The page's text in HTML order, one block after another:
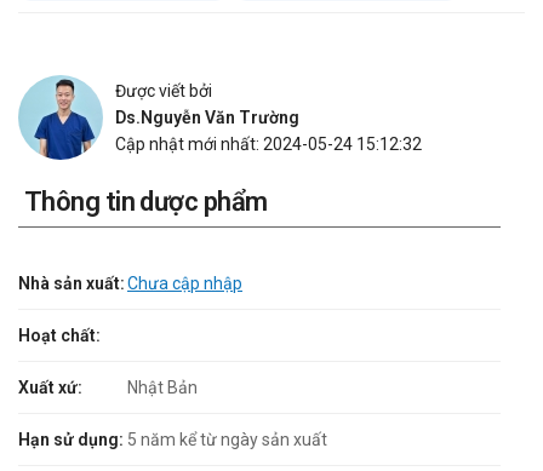
Được viết bởi
Ds.Nguyễn Văn Trường
Cập nhật mới nhất: 2024-05-24 15:12:32
Thông tin dược phẩm
Nhà sản xuất:Chưa cập nhập
Hoạt chất:
Xuất xứ: Nhật Bản
Hạn sử dụng: 5 năm kể từ ngày sản xuất